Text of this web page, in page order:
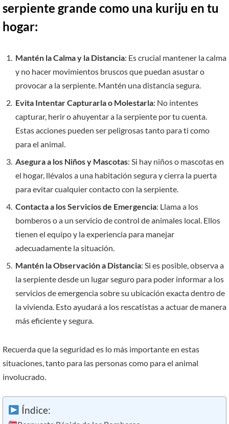
serpiente grande como una kuriju en tu
hogar:
Mantén la Calma y la Distancia: Es crucial mantener la calma
y no hacer movimientos bruscos que puedan asustar o
provocar a la serpiente. Mantén una distancia segura.
Evita Intentar Capturarla o Molestarla: No intentes
capturar, herir o ahuyentar a la serpiente por tu cuenta.
Estas acciones pueden ser peligrosas tanto para ti como
para el animal.
Asegura a los Niños y Mascotas: Si hay niños o mascotas en
el hogar, llévalos a una habitación segura y cierra la puerta
para evitar cualquier contacto con la serpiente.
Contacta a los Servicios de Emergencia: Llama a los
bomberos o a un servicio de control de animales local. Ellos
tienen el equipo y la experiencia para manejar
adecuadamente la situación.
Mantén la Observación a Distancia: Si es posible, observa a
la serpiente desde un lugar seguro para poder informar a los
servicios de emergencia sobre su ubicación exacta dentro de
la vivienda. Esto ayudará a los rescatistas a actuar de manera
más eficiente y segura.
Recuerda que la seguridad es lo más importante en estas
situaciones, tanto para las personas como para el animal
involucrado.
Índice: